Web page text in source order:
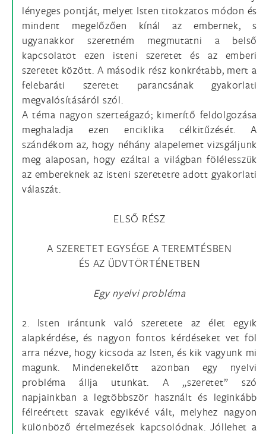
lényeges pontját, melyet Isten titokzatos módon és
mindent megelőzően kínál az embernek, s
ugyanakkor szeretném megmutatni a belső
kapcsolatot ezen isteni szeretet és az emberi
szeretet között. A második rész konkrétabb, mert a
felebaráti szeretet parancsának gyakorlati
megvalósításáról szól.
A téma nagyon szerteágazó; kimerítő feldolgozása
meghaladja ezen enciklika célkitűzését. A
szándékom az, hogy néhány alapelemet vizsgáljunk
meg alaposan, hogy ezáltal a világban fölélesszük
az embereknek az isteni szeretetre adott gyakorlati
válaszát.
ELSŐ RÉSZ
A SZERETET EGYSÉGE A TEREMTÉSBEN
ÉS AZ ÜDVTÖRTÉNETBEN
Egy nyelvi probléma
2. Isten irántunk való szeretete az élet egyik
alapkérdése, és nagyon fontos kérdéseket vet föl
arra nézve, hogy kicsoda az Isten, és kik vagyunk mi
magunk. Mindenekelőtt azonban egy nyelvi
probléma állja utunkat. A „szeretet” szó
napjainkban a legtöbbször használt és leginkább
félreértett szavak egyikévé vált, melyhez nagyon
különböző értelmezések kapcsolódnak. Jóllehet a